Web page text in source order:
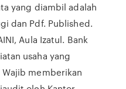
yang diambil adalah
dan Pdf. Published.
Aula Izatul. Bank
usaha yang
memberikan